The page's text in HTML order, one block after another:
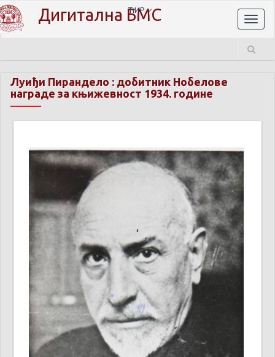
Дигитална БМС
ЋИР
Луиђи Пирандело : добитник Нобелове
награде за књижевност 1934. године